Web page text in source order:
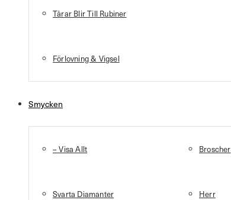
Tårar Blir Till Rubiner
Förlovning & Vigsel
Smycken
– Visa Allt
Svarta Diamanter
Broscher
Herr